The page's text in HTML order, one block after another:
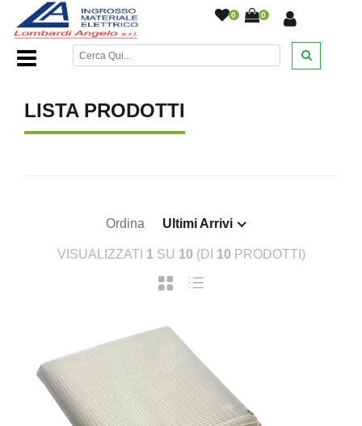
0 0
Home Page//
LISTA PRODOTTI
Ordina Ultimi Arrivi
VISUALIZZATI 1 SU 10 (DI 10 PRODOTTI)